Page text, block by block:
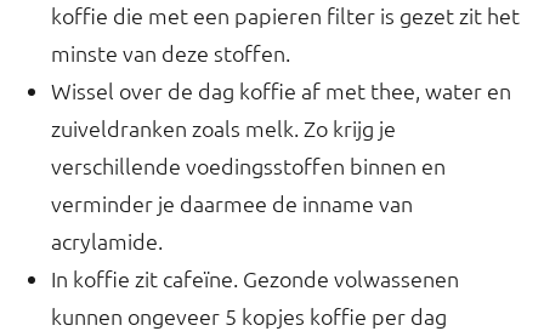
koffie die met een papieren filter is gezet zit het
minste van deze stoffen.
Wissel over de dag koffie af met thee, water en
zuiveldranken zoals melk. Zo krijg je
verschillende voedingsstoffen binnen en
verminder je daarmee de inname van
acrylamide.
In koffie zit cafeïne. Gezonde volwassenen
kunnen ongeveer 5 kopjes koffie per dag